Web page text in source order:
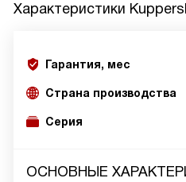
Характеристики
Гарантия, мес
Страна производства
Серия
ОСНОВНЫЕ